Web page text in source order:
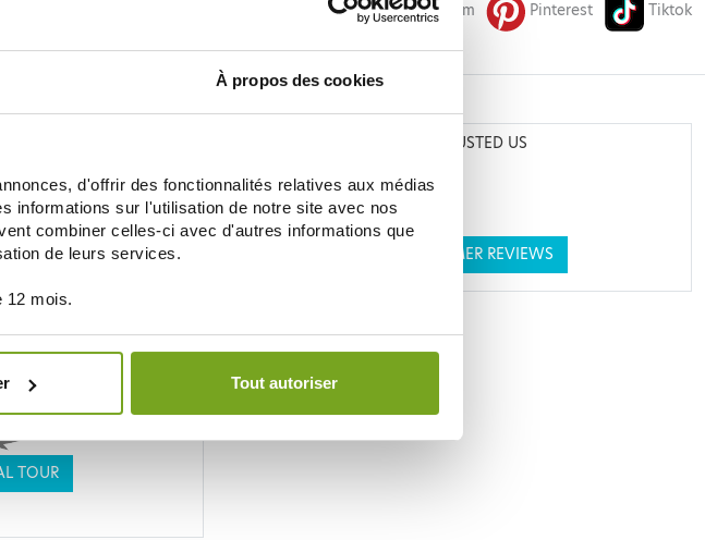
À propos des cookies
d'offrir des fonctionnalités relatives aux médias
informations sur l'utilisation de notre site avec nos
combiner celles-ci avec d'autres informations que
de leurs services.
12 mois.
Tout autoriser
Facebook Instagram Pinterest Tiktok
DRUGSTORE
TOUR
THEY TRUSTED US
SEE CUSTOMER REVIEWS